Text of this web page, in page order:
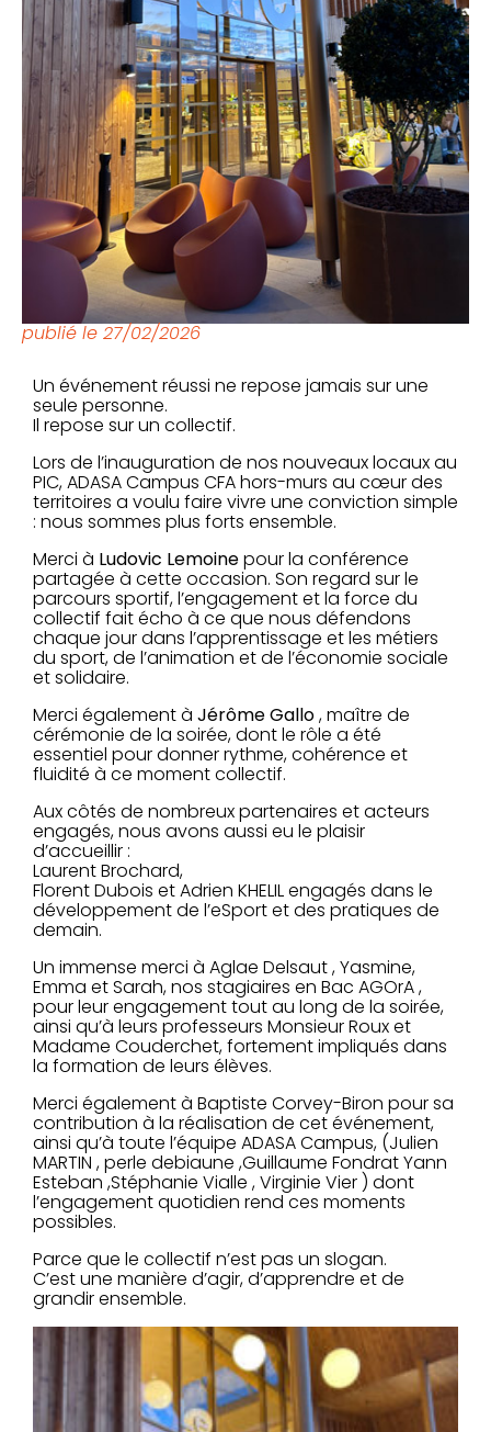
publié le27/02/2026
Un événement réussi ne repose jamais sur une
seule personne.
Il repose sur un collectif.
Lors de l’inauguration de nos nouveaux locaux au
PIC, ADASA Campus CFA hors-murs au cœur des
territoires a voulu faire vivre une conviction simple
: nous sommes plus forts ensemble.
Merci à Ludovic Lemoinepour la conférence
partagée à cette occasion. Son regard sur le
parcours sportif, l’engagement et la force du
collectif fait écho à ce que nous défendons
chaque jour dans l’apprentissage et les métiers
du sport, de l’animation et de l’économie sociale
et solidaire.
Merci également à Jérôme Gallo, maître de
cérémonie de la soirée, dont le rôle a été
essentiel pour donner rythme, cohérence et
fluidité à ce moment collectif.
Aux côtés de nombreux partenaires et acteurs
engagés, nous avons aussi eu le plaisir
d’accueillir :
Laurent Brochard,
Florent Dubois et Adrien KHELIL engagés dans le
développement de l’eSport et des pratiques de
demain.
Un immense merci à Aglae Delsaut , Yasmine,
Emma et Sarah, nos stagiaires en Bac AGOrA ,
pour leur engagement tout au long de la soirée,
ainsi qu’à leurs professeurs Monsieur Roux et
Madame Couderchet, fortement impliqués dans
la formation de leurs élèves.
Merci également à Baptiste Corvey-Biron pour sa
contribution à la réalisation de cet événement,
ainsi qu’à toute l’équipe ADASA Campus, (Julien
MARTIN , perle debiaune ,Guillaume Fondrat Yann
Esteban ,Stéphanie Vialle , Virginie Vier ) dont
l’engagement quotidien rend ces moments
possibles.
Parce que le collectif n’est pas un slogan.
C’est une manière d’agir, d’apprendre et de
grandir ensemble.